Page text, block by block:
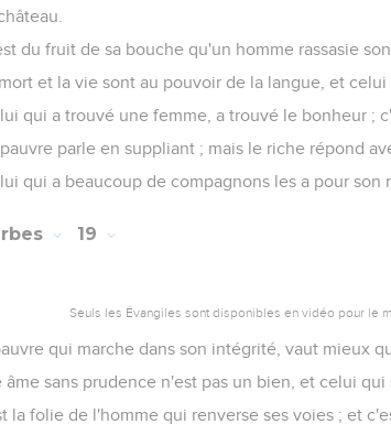
du fruit de sa bouche qu'un homme rassasie
et la vie sont au pouvoir de la langue, et
qui a trouvé une femme, a trouvé le bonheur ;
parle en suppliant ; mais le riche répond
qui a beaucoup de compagnons les a pour
19
Seuls les Évangiles sont disponibles en vidéo pour le
qui marche dans son intégrité, vaut mieux
âme sans prudence n'est pas un bien, et celui
la folie de l'homme qui renverse ses voies ; et